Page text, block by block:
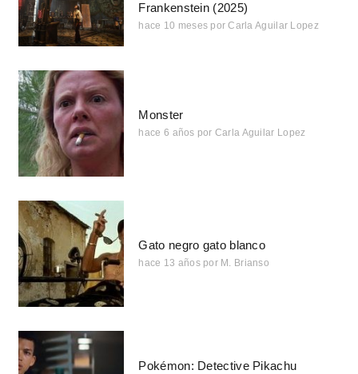
Frankenstein (2025)
hace 10 meses por Carla Aguilar Lopez
Monster
hace 6 años por Carla Aguilar Lopez
Gato negro gato blanco
hace 13 años por M. Brianso
Pokémon: Detective Pikachu